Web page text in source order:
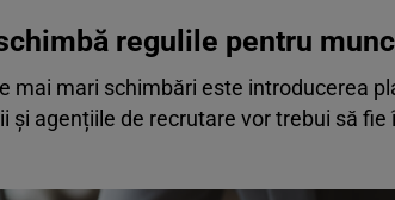
regulile pentru
mai mari schimbări este introducerea
și agențiile de recrutare vor trebui să